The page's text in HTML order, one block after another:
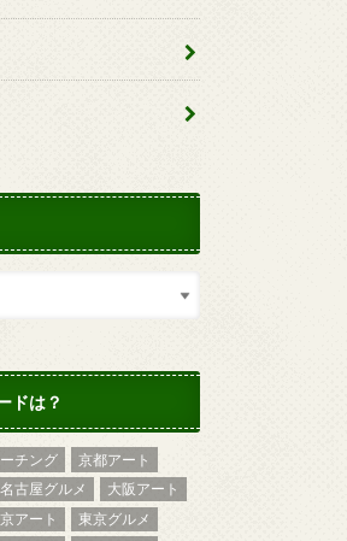
ドは？
チング
京都アート
名古屋グルメ
大阪アート
アート
東京グルメ